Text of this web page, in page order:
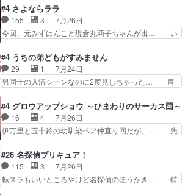
みかたが雑になってきてるな… イキりカストルは
怖がりやったかあスピカな… 鏡の世界への突入と
新たな依頼サブタイトル…
ナリーゼの悪魔の囁きwクリフとエリナ… 悪魔の
囁きやめてくださいwおい、1番重要… ゼニスも
感情が出てきてて良い方向に進んで… 第５話を
ABEMAで視聴しました。視聴に… クリフとエリ
相変わらずで草ルディ君釣り… ルーデウスにシル
フィエットとロキシーとの… 離れ離れになったり
別れがあったり絶望の大…
#4 さよならララ
155 3
7月26日
今回、元みずはんこと現倉丸莉子ちゃんが出… い
様とは...本当の愛とは...なんぞ… テンポの良いボ
ケとツッコミで笑わせつつ、… この作品、ストー
リーにも登場人物にも全く… 家で机に向かってる
時の貧乏ゆすりとか、ラ… お姉ちゃんと話せ
に、ララは何を思うのだ… 息をするかのように3
話まで視聴。2026… ララの王子様探しが本格的
に動き出した回。…
#4 うちの弟どもがすみません
29 1
7月24日
男同士の入浴シーンなのに2度見しちゃった… 肩
散歩って逃げるよね！糸と類を助けよう… 類の面
倒見るのが1番大変そう糸は誰とでも… 源くんを
甘えさせるまでの糸と周りの出来事… 源くん、甘
えちゃうぞ宣言。思ったよりラブ… 糸ちゃんのま
目的を忘れてますますヤング… でも央太と親しく
するのは嫌。世話を拒んで… ゴメス（カエル）外
で散歩させてたのか(*…
#4 グロウアップショウ ～ひまわりのサーカス団～
16 4
7月26日
伊万里と五十鈴の幼馴染ペア仲直り回だが、… 先
や、これ素晴らしいコメディアニメだな。… 水着
回なのにビキニじゃない！これは時代背… 今回は
推しの吾野伊万里ちゃん担当回。これ… 伊万里さ
んの手品回であり水着回ね。瑞佳ち… 売り上げが
#26 名探偵プリキュア！
115 3
7月26日
転スラもいいところやけど名探偵のほうがき… 特